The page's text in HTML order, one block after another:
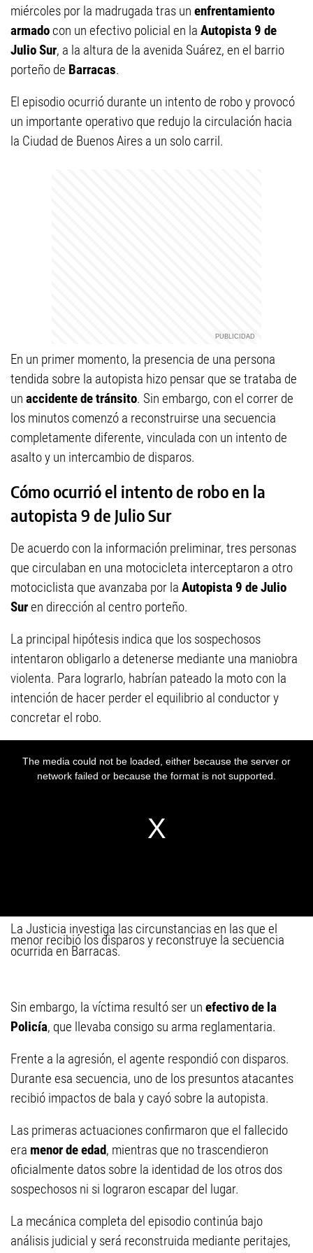
miércoles por la madrugada tras un enfrentamiento
armado con un efectivo policial en la Autopista 9 de
Julio Sur, a la altura de la avenida Suárez, en el barrio
porteño de Barracas.
El episodio ocurrió durante un intento de robo y provocó
un importante operativo que redujo la circulación hacia
la Ciudad de Buenos Aires a un solo carril.
En un primer momento, la presencia de una persona
tendida sobre la autopista hizo pensar que se trataba de
un accidente de tránsito. Sin embargo, con el correr de
los minutos comenzó a reconstruirse una secuencia
completamente diferente, vinculada con un intento de
asalto y un intercambio de disparos.
Cómo ocurrió el intento de robo en la
autopista 9 de Julio Sur
De acuerdo con la información preliminar, tres personas
que circulaban en una motocicleta interceptaron a otro
motociclista que avanzaba por la Autopista 9 de Julio
Suren dirección al centro porteño.
La principal hipótesis indica que los sospechosos
intentaron obligarlo a detenerse mediante una maniobra
violenta. Para lograrlo, habrían pateado la moto con la
intención de hacer perder el equilibrio al conductor y
concretar el robo.
La Justicia investiga las circunstancias en las que el
menor recibió los disparos y reconstruye la secuencia
ocurrida en Barracas.
Sin embargo, la víctima resultó ser un efectivo de la
Policía, que llevaba consigo su arma reglamentaria.
Frente a la agresión, el agente respondió con disparos.
Durante esa secuencia, uno de los presuntos atacantes
recibió impactos de bala y cayó sobre la autopista.
Las primeras actuaciones confirmaron que el fallecido
era menor de edad, mientras que no trascendieron
oficialmente datos sobre la identidad de los otros dos
sospechosos ni si lograron escapar del lugar.
La mecánica completa del episodio continúa bajo
análisis judicial y será reconstruida mediante peritajes,